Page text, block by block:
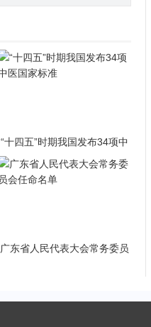
“十四五”时期我国发布34项中
广东省人民代表大会常务委员